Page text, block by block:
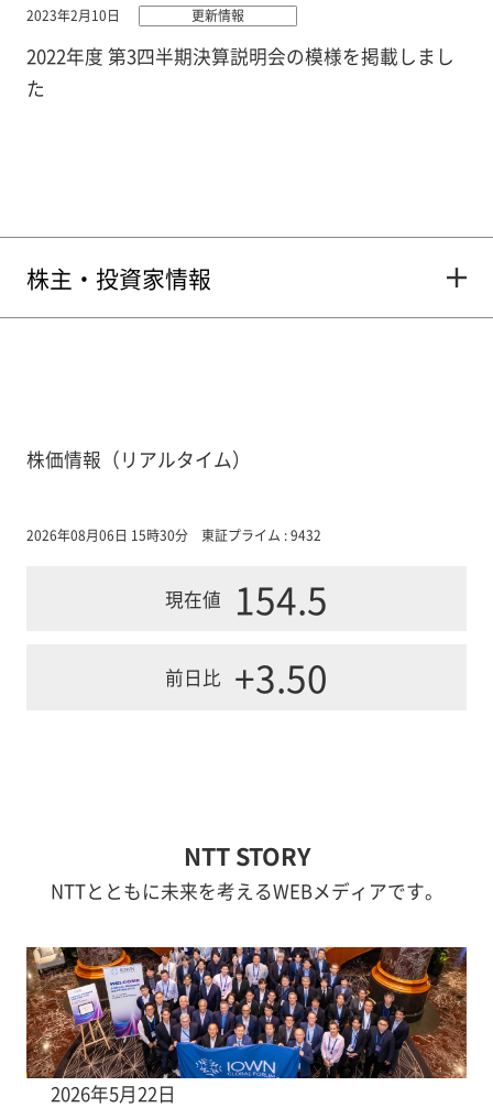
2023年2月10日 更新情報
2022年度 第3四半期決算説明会の模様を掲載しまし
た
株主・投資家情報
株価情報（リアルタイム）
2026年08月06日 15時30分 東証プライム : 9432
現在値 154.5
前日比 +3.50
NTT STORY
NTTとともに未来を考えるWEBメディアです。
2026年5月22日